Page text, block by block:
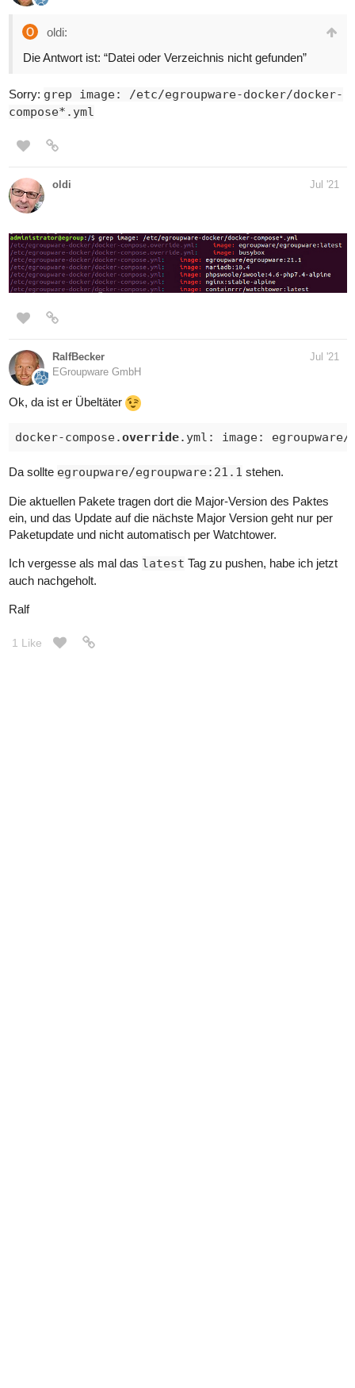
oldi:
Die Antwort ist: “Datei oder Verzeichnis nicht gefunden”
Sorry: grep image: /etc/egroupware-docker/docker-
compose*.yml
oldi Jul '21
RalfBecker
EGroupware GmbH
Jul '21
Ok, da ist er Übeltäter
docker-compose.override
Da sollte egroupware/egroupware:21.1 stehen.
Die aktuellen Pakete tragen dort die Major-Version des Paktes
ein, und das Update auf die nächste Major Version geht nur per
Paketupdate und nicht automatisch per Watchtower.
Ich vergesse als mal das latest Tag zu pushen, habe ich jetzt
auch nachgeholt.
Ralf
1 Like